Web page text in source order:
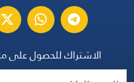
الاشتراك للحصول